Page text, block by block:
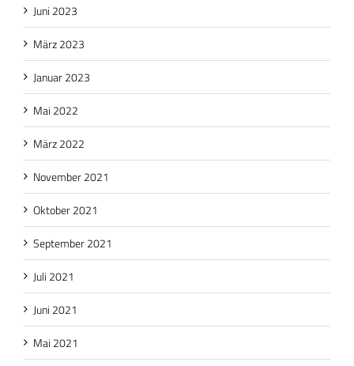
Juni 2023
März 2023
Januar 2023
Mai 2022
März 2022
November 2021
Oktober 2021
September 2021
Juli 2021
Juni 2021
Mai 2021